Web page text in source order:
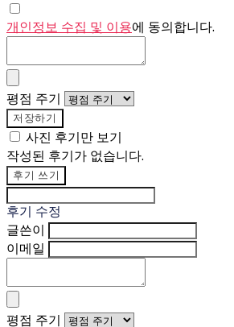
개인정보 수집 및 이용에 동의합니다.
평점 주기
저장하기
사진 후기만 보기
작성된 후기가 없습니다.
후기 쓰기
후기 수정
글쓴이
이메일
평점 주기